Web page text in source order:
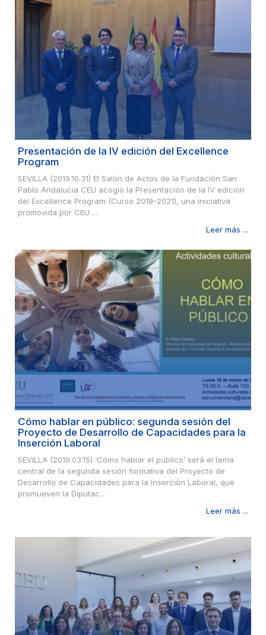
Presentación de la IV edición del Excellence
Program
SEVILLA (2019.10.31) El Salón de Actos de la Fundación San
Pablo Andalucía CEU acogió la Presentación de la IV edición
del Excellence Program (Curso 2019-2021), una iniciativa
promovida por CEU ...
Leer más ...
Cómo hablar en público: segunda sesión del
Proyecto de Desarrollo de Capacidades para la
Inserción Laboral
SEVILLA (2019.03.15) ‘Cómo hablar el público’ será el tema
central de la segunda sesión formativa del Proyecto de
Desarrollo de Capacidades para la Inserción Laboral, que
promueven la Diputac...
Leer más ...